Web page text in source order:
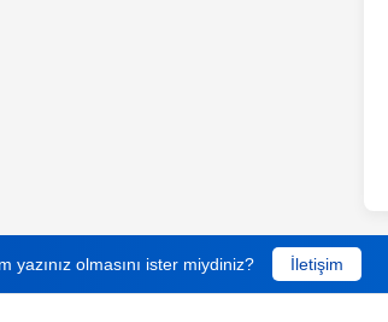
yazınız olmasını ister miydiniz? İletişim